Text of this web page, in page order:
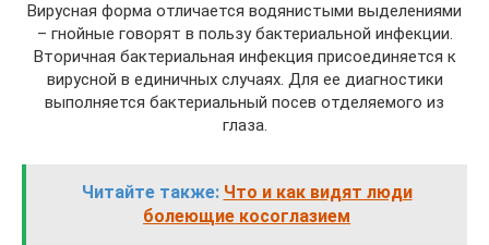
Вирусная форма отличается водянистыми выделениями
– гнойные говорят в пользу бактериальной инфекции.
Вторичная бактериальная инфекция присоединяется к
вирусной в единичных случаях. Для ее диагностики
выполняется бактериальный посев отделяемого из
глаза.
Читайте также: Что и как видят люди
болеющие косоглазием